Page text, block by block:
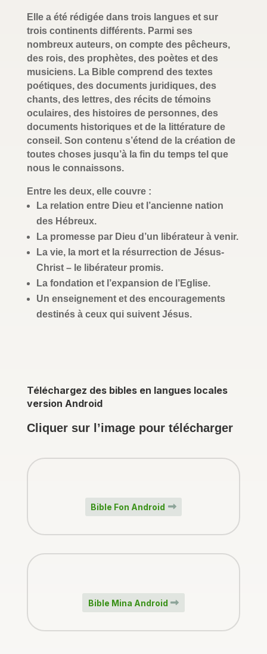
Elle a été rédigée dans trois langues et sur
trois continents différents. Parmi ses
nombreux auteurs, on compte des pêcheurs,
des rois, des prophètes, des poètes et des
musiciens. La Bible comprend des textes
poétiques, des documents juridiques, des
chants, des lettres, des récits de témoins
oculaires, des histoires de personnes, des
documents historiques et de la littérature de
conseil. Son contenu s’étend de la création de
toutes choses jusqu’à la fin du temps tel que
nous le connaissons.
Entre les deux, elle couvre :
La relation entre Dieu et l’ancienne nation
des Hébreux.
La promesse par Dieu d’un libérateur à venir.
La vie, la mort et la résurrection de Jésus-
Christ – le libérateur promis.
La fondation et l’expansion de l’Eglise.
Un enseignement et des encouragements
destinés à ceux qui suivent Jésus.
Téléchargez des bibles en langues locales
version Android
Cliquer sur l’image pour télécharger
Bible Fon Android
Bible Mina Android